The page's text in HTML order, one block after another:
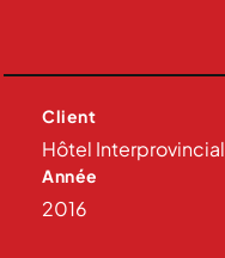
Client
Hôtel Interprovincial
Année
2016